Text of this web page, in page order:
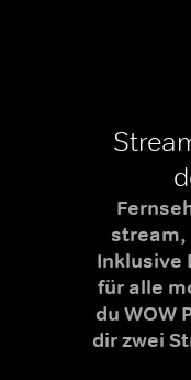
Inklusive
für alle
du WOW
dir zwei